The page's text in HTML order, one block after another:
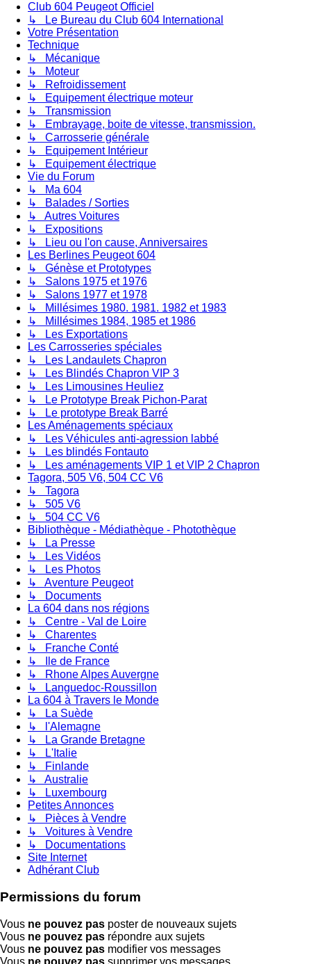
Club 604 Peugeot Officiel
↳ Le Bureau du Club 604 International
Votre Présentation
Technique
↳ Mécanique
↳ Moteur
↳ Refroidissement
↳ Equipement électrique moteur
↳ Transmission
↳ Embrayage, boite de vitesse, transmission.
↳ Carrosserie générale
↳ Equipement Intérieur
↳ Equipement électrique
Vie du Forum
↳ Ma 604
↳ Balades / Sorties
↳ Autres Voitures
↳ Expositions
↳ Lieu ou l'on cause, Anniversaires
Les Berlines Peugeot 604
↳ Génèse et Prototypes
↳ Salons 1975 et 1976
↳ Salons 1977 et 1978
↳ Millésimes 1980. 1981. 1982 et 1983
↳ Millésimes 1984, 1985 et 1986
↳ Les Exportations
Les Carrosseries spéciales
↳ Les Landaulets Chapron
↳ Les Blindés Chapron VIP 3
↳ Les Limousines Heuliez
↳ Le Prototype Break Pichon-Parat
↳ Le prototype Break Barré
Les Aménagements spéciaux
↳ Les Véhicules anti-agression labbé
↳ Les blindés Fontauto
↳ Les aménagements VIP 1 et VIP 2 Chapron
Tagora, 505 V6, 504 CC V6
↳ Tagora
↳ 505 V6
↳ 504 CC V6
Bibliothèque - Médiathèque - Photothèque
↳ La Presse
↳ Les Vidéos
↳ Les Photos
↳ Aventure Peugeot
↳ Documents
La 604 dans nos régions
↳ Centre - Val de Loire
↳ Charentes
↳ Franche Conté
↳ Ile de France
↳ Rhone Alpes Auvergne
↳ Languedoc-Roussillon
La 604 à Travers le Monde
↳ La Suède
↳ l'Alemagne
↳ La Grande Bretagne
↳ L'Italie
↳ Finlande
↳ Australie
↳ Luxembourg
Petites Annonces
↳ Pièces à Vendre
↳ Voitures à Vendre
↳ Documentations
Site Internet
Adhérant Club
Permissions du forum
Vous ne pouvez pas poster de nouveaux sujets
Vous ne pouvez pas répondre aux sujets
Vous ne pouvez pas modifier vos messages
Vous ne pouvez pas supprimer vos messages